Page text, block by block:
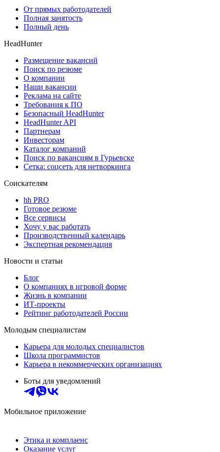
От прямых работодателей
Полная занятость
Полный день
HeadHunter
Размещение вакансий
Поиск по резюме
О компании
Наши вакансии
Реклама на сайте
Требования к ПО
Безопасный HeadHunter
HeadHunter API
Партнерам
Инвесторам
Каталог компаний
Поиск по вакансиям в Гурьевске
Сетка: соцсеть для нетворкинга
Соискателям
hh PRO
Готовое резюме
Все сервисы
Хочу у вас работать
Производственный календарь
Экспертная рекомендация
Новости и статьи
Блог
О компаниях в игровой форме
Жизнь в компании
ИТ-проекты
Рейтинг работодателей России
Молодым специалистам
Карьера для молодых специалистов
Школа программистов
Карьера в некоммерческих организациях
Боты для уведомлений
Мобильное приложение
Этика и комплаенс
Оказание услуг